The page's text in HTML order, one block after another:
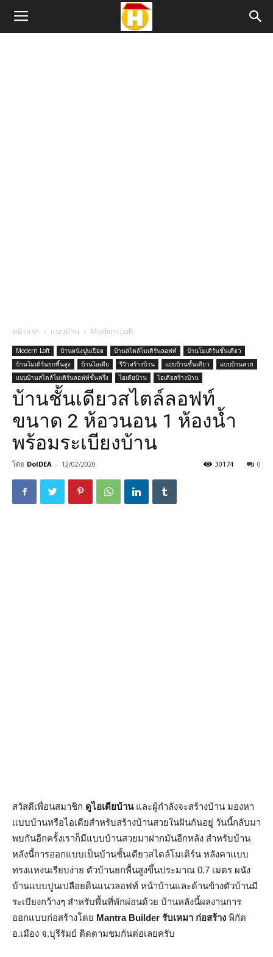
หน้าแรก แบบบ้าน Modern Loft
Modern Loft บ้านผนังปูนเปือย บ้านสไตล์โมเดิร์นลอฟท์
บ้านโมเดิร์นชั้นเดียว
บ้านโมเดิร์นยกพื้นสูง
บ้านไอเดีย รีวิวสร้างบ้าน แบบบ้านชั้นเดียว
แบบบ้านสวย
แบบบ้านสไตล์โมเดิร์นลอฟท์ชั้นครึ่ง
ไอเดียบ้าน ไอเดียสร้างบ้าน
บ้านชั้นเดียวสไตล์ลอฟท์
ขนาด 2 ห้อวนอน 1 ห้องน้ำ
พร้อมระเบียงบ้าน
โดย DoIDEA - 12/02/2020 0
30174
สวัสดีเพื่อนสมาชิก ดูไอเดียบ้านและผู้กำลังจะสร้างบ้าน มองหา
แบบบ้านหรือไอเดียสำหรับสร้างบ้านสวยในฝันกันอยู่ วันนี้กลับมา
พบกันอีกครั้งเราก็มีแบบบ้านสวยมาฝากมันอีกหลัง สำหรับบ้าน
หลังนี้การออกแบบเป็นบ้านชั้นเดียวสไตล์โมเดิร์น หลังคาแบบ
ทรงแหงนเรียบง่าย ตัวบ้านยกพื้นสูงขึ้นประมาณ 0.7 เมตร ผนัง
บ้านแบบปูนเปลือยดินแนวลอฟท์ หน้าบ้านและด้านข้างตัวบ้านมี
ระเบียงกว้างๆ สำหรับพื้นที่พักผ่อนด้วย บ้านหลังนี้ผลงานการ
ออกแบบก่อสร้างโดย Mantra Builder รับเหมา ก่อสร้าง พิกัด
อ.เมือง จ.บุรีรัมย์ ติดตามชมกันต่อเลยครับ